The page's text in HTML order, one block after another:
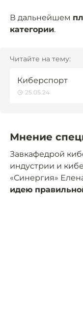
В дальнейшем
категории.
Читайте на тему:
Киберспорт
25.05.24
Мнение
Завкафедрой
индустрии и
«Синергия»
идею